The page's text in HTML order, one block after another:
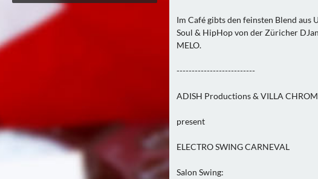
Im Café gibts den feinsten Blend aus
Soul & HipHop von der Züricher
MELO.
--------------------------
ADISH Productions & VILLA CHROM
present
ELECTRO SWING CARNEVAL
Salon Swing: